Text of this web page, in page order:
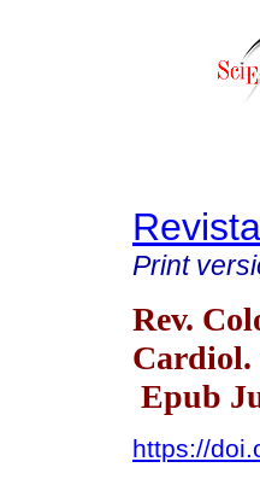
Print
Rev.
Cardiol.
Epub
https://